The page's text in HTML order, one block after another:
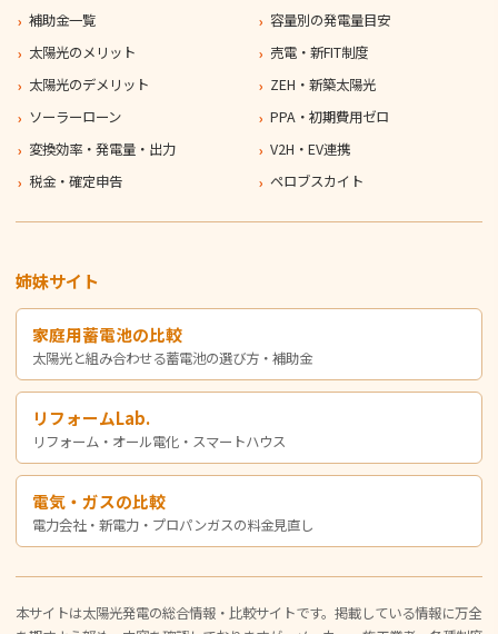
補助金一覧
太陽光のメリット
太陽光のデメリット
ソーラーローン
変換効率・発電量・出力
税金・確定申告
容量別の発電量目安
売電・新FIT制度
ZEH・新築太陽光
PPA・初期費用ゼロ
V2H・EV連携
ペロブスカイト
姉妹サイト
家庭用蓄電池の比較
太陽光と組み合わせる蓄電池の選び方・補助金
リフォームLab.
リフォーム・オール電化・スマートハウス
電気・ガスの比較
電力会社・新電力・プロパンガスの料金見直し
本サイトは太陽光発電の総合情報・比較サイトです。掲載している情報に万全